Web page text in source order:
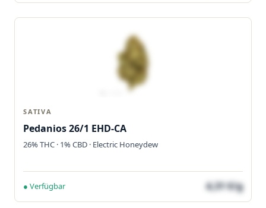
SATIVA
Pedanios 26/1 EHD-CA
26% THC · 1% CBD · Electric Honeydew
● Verfügbar 4,31 €/g